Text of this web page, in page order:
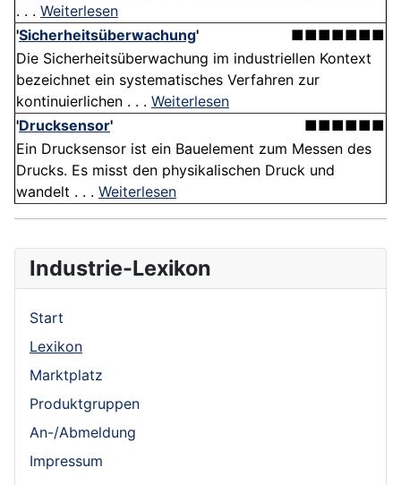
. . . Weiterlesen
'Sicherheitsüberwachung'
■■■■■■■
Die Sicherheitsüberwachung im industriellen Kontext
bezeichnet ein systematisches Verfahren zur
kontinuierlichen . . . Weiterlesen
'Drucksensor'
■■■■■■
Ein Drucksensor ist ein Bauelement zum Messen des
Drucks. Es misst den physikalischen Druck und
wandelt . . . Weiterlesen
Industrie-Lexikon
Start
Lexikon
Marktplatz
Produktgruppen
An-/Abmeldung
Impressum